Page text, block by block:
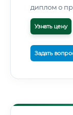
диплом о
Узнать цену
Задать